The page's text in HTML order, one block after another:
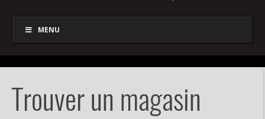
MENU
Trouver un magasin